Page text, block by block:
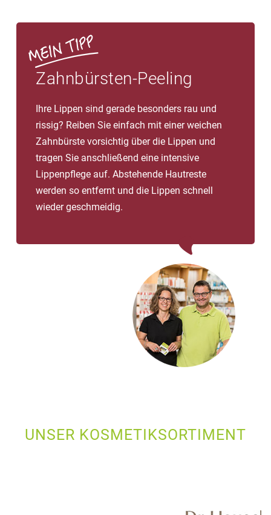
Zahnbürsten-Peeling
Ihre Lippen sind gerade besonders rau und
rissig? Reiben Sie einfach mit einer weichen
Zahnbürste vorsichtig über die Lippen und
tragen Sie anschließend eine intensive
Lippenpflege auf. Abstehende Hautreste
werden so entfernt und die Lippen schnell
wieder geschmeidig.
UNSER KOSMETIKSORTIMENT